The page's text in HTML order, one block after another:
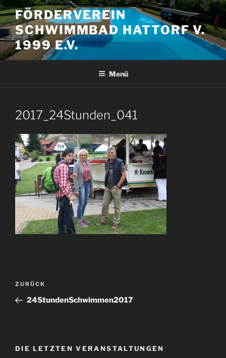
Zum
Inhalt
springen
FÖRDERVEREIN
SCHWIMMBAD HATTORF V.
1999 E.V.
Menü
2017_24Stunden_041
Beitragsnavigation
Vorheriger
Beitrag
ZURÜCK
24StundenSchwimmen2017
DIE LETZTEN VERANSTALTUNGEN